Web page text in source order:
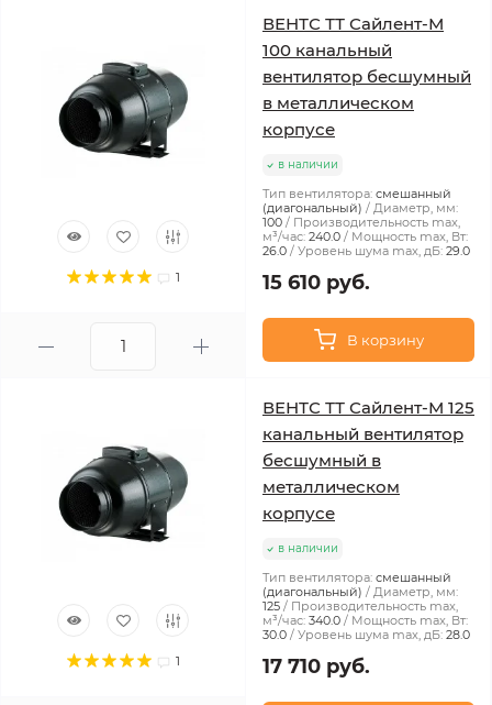
1
ВЕНТС ТТ Сайлент-М
100 канальный
вентилятор бесшумный
в металлическом
корпусе
в наличии
Тип вентилятора: смешанный
(диагональный)
Диаметр, мм:
100
Производительность max,
м³/час: 240.0
Мощность max, Вт:
26.0
Уровень шума max, дБ: 29.0
15 610 руб.
В корзину
1
ВЕНТС ТТ Сайлент-М 125
канальный вентилятор
бесшумный в
металлическом
корпусе
в наличии
Тип вентилятора: смешанный
(диагональный)
Диаметр, мм:
125
Производительность max,
м³/час: 340.0
Мощность max, Вт:
30.0
Уровень шума max, дБ: 28.0
17 710 руб.